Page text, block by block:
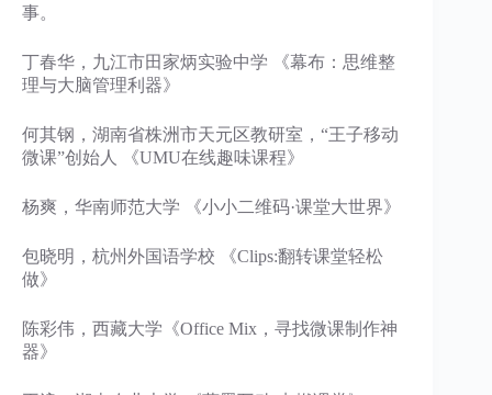
事。
丁春华，九江市田家炳实验中学 《幕布：思维整
理与大脑管理利器》
何其钢，湖南省株洲市天元区教研室，“王子移动
微课”创始人 《UMU在线趣味课程》
杨爽，华南师范大学 《小小二维码·课堂大世界》
包晓明，杭州外国语学校 《Clips:翻转课堂轻松
做》
陈彩伟，西藏大学《Office Mix，寻找微课制作神
器》